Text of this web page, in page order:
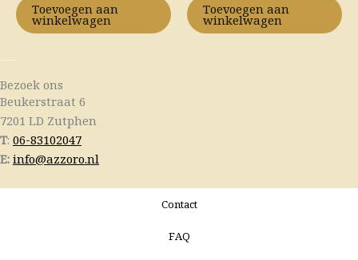
Toevoegen aan
winkelwagen
Toevoegen aan
winkelwagen
Bezoek ons
Beukerstraat 6
7201 LD Zutphen
T: 06-83102047
E: info@azzoro.nl
Contact
FAQ